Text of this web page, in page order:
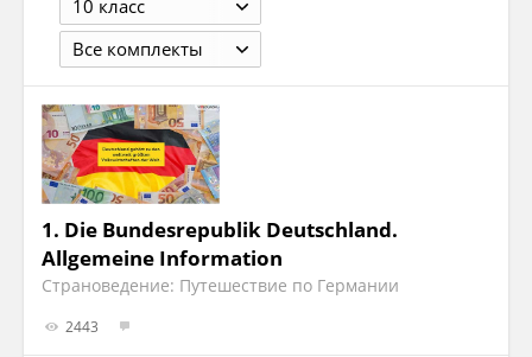
10 класс
Все комплекты
1. Die Bundesrepublik Deutschland.
Allgemeine Information
Страноведение: Путешествие по Германии
2443